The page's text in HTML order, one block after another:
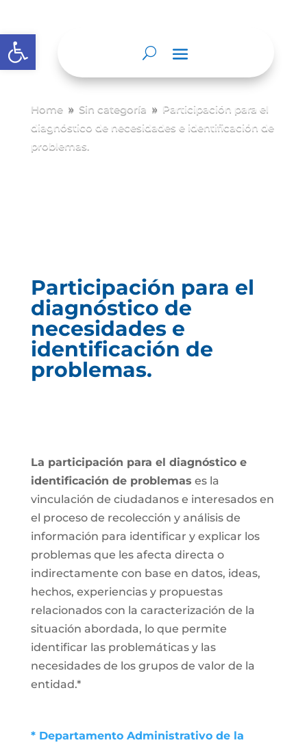
Abrir barra de herramientas
Home 9 Sin categoría 9 Participación para el
diagnóstico de necesidades e identificación de
problemas.
Participación para el
diagnóstico de
necesidades e
identificación de
problemas.
La participación para el diagnóstico e
identificación de problemas es la
vinculación de ciudadanos e interesados en
el proceso de recolección y análisis de
información para identificar y explicar los
problemas que les afecta directa o
indirectamente con base en datos, ideas,
hechos, experiencias y propuestas
relacionados con la caracterización de la
situación abordada, lo que permite
identificar las problemáticas y las
necesidades de los grupos de valor de la
entidad.*
* Departamento Administrativo de la